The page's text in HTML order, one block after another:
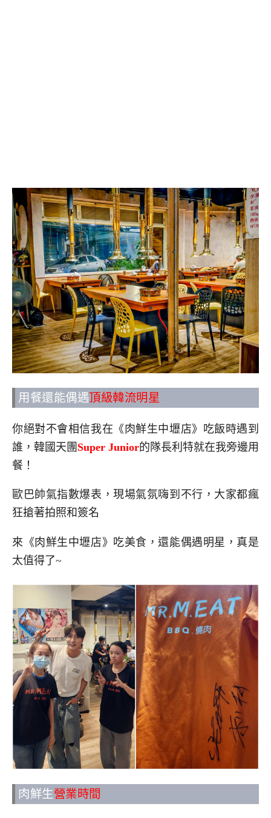
用餐還能偶遇頂級韓流明星
你絕對不會相信我在《肉鮮生中壢店》吃飯時遇到
誰，韓國天團 Super Junior的隊長利特就在我旁邊用
餐！
歐巴帥氣指數爆表，現場氣氛嗨到不行，大家都瘋
狂搶著拍照和簽名
來《肉鮮生中壢店》吃美食，還能偶遇明星，真是
太值得了~
肉鮮生營業時間